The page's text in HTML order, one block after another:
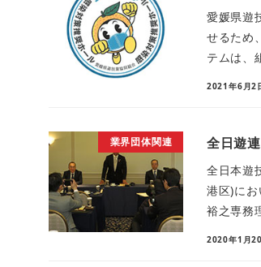
愛媛県遊
せるため
テムは、
2021年6月2
業界団体関連 全日遊
全日本遊
港区)に
裕之専務
2020年1月